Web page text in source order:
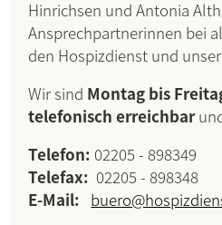
Hinrichsen und Antonia
Ansprechpartnerinnen bei
den Hospizdienst und
Wir sind Montag bis
telefonisch erreichbar
Telefon: 02205 - 898349
Telefax: 02205 - 898348
E-Mail: